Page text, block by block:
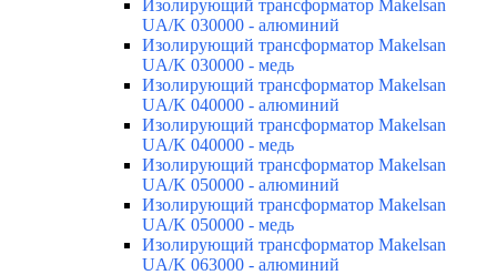
Изолирующий трансформатор Makelsan
UA/K 030000 - алюминий
Изолирующий трансформатор Makelsan
UA/K 030000 - медь
Изолирующий трансформатор Makelsan
UA/K 040000 - алюминий
Изолирующий трансформатор Makelsan
UA/K 040000 - медь
Изолирующий трансформатор Makelsan
UA/K 050000 - алюминий
Изолирующий трансформатор Makelsan
UA/K 050000 - медь
Изолирующий трансформатор Makelsan
UA/K 063000 - алюминий